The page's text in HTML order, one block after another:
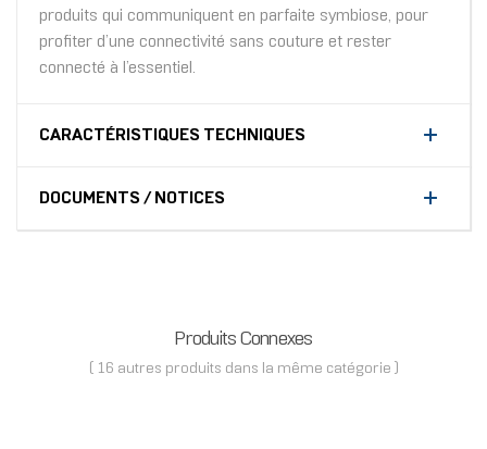
produits qui communiquent en parfaite symbiose, pour
profiter d’une connectivité sans couture et rester
connecté à l’essentiel.
CARACTÉRISTIQUES TECHNIQUES
DOCUMENTS / NOTICES
Produits Connexes
( 16 autres produits dans la même catégorie )